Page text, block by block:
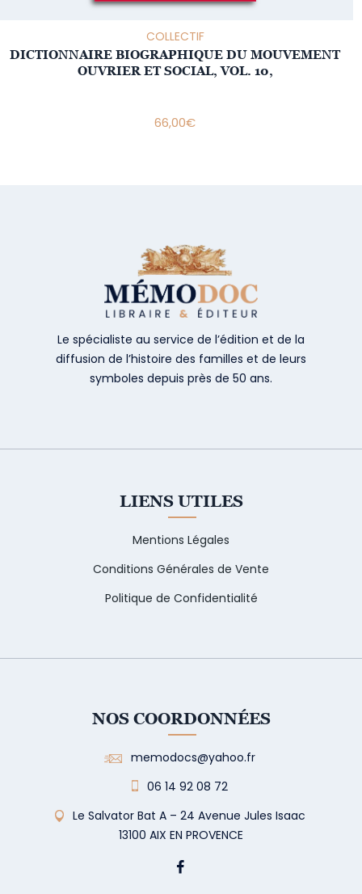
COLLECTIF
DICTIONNAIRE BIOGRAPHIQUE DU MOUVEMENT
OUVRIER ET SOCIAL, VOL. 10,
66,00€
Le spécialiste au service de l’édition et de la
diffusion de l’histoire des familles et de leurs
symboles depuis près de 50 ans.
LIENS UTILES
Mentions Légales
Conditions Générales de Vente
Politique de Confidentialité
NOS COORDONNÉES
memodocs@yahoo.fr
06 14 92 08 72
Le Salvator Bat A – 24 Avenue Jules Isaac
13100 AIX EN PROVENCE